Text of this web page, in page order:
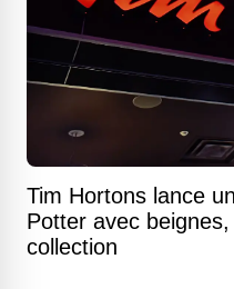
Tim Hortons lance
Potter avec
collection